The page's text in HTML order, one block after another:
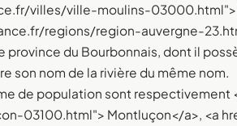
villes/ville-moulins-03000.html">
regions/region-auvergne-
province du Bourbonnais, dont il
son nom de la rivière du même nom.
de population sont
03100.html"> Montluçon</a>, <a